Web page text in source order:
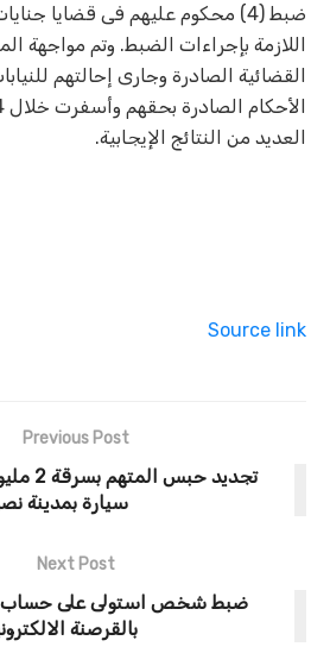
ضبط (4) محكوم عليهم فى قضايا
اللازمة بإجراءات الضبط. وتم مواجهة
القضائية الصادرة وجارى إحالتهم
العديد من النتائج الإيجابية.
Source link
Previous Post
تجديد
سيارة بمدينة
Next Post
ضبط شخص استولى على حساب
بالقرصنة